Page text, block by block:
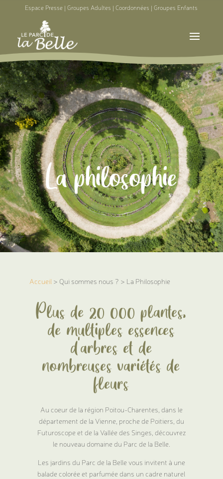
Espace Presse |Groupes Adultes |Coordonnées |Groupes Enfants
La philosophie
Accueil > Qui sommes nous ? > La Philosophie
Plus de 20 000 plantes,
de multiples essences
d'arbres et de
nombreuses variétés de
fleurs
Au coeur de la région Poitou-Charentes, dans le
département de la Vienne, proche de Poitiers, du
Futuroscope et de la Vallée des Singes, découvrez
le nouveau domaine du Parc de la Belle.
Les jardins du Parc de la Belle vous invitent à une
balade colorée et parfumée dans un cadre naturel